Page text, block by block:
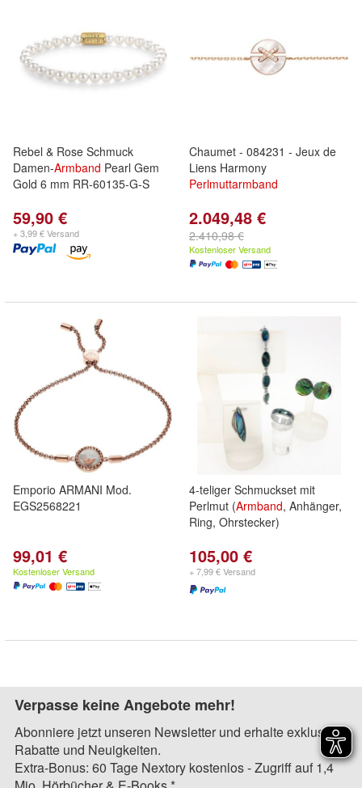
Rebel & Rose Schmuck
Damen-Armband Pearl Gem
Gold 6 mm RR-60135-G-S
59,90 €
+ 3,99 € Versand
Chaumet - 084231 - Jeux de
Liens Harmony
Perlmuttarmband
2.049,48 €
2.410,98 €
Kostenloser Versand
Emporio ARMANI Mod.
EGS2568221
99,01 €
Kostenloser Versand
4-teliger Schmuckset mit
Perlmut (Armband, Anhänger,
Ring, Ohrstecker)
105,00 €
+ 7,99 € Versand
Verpasse keine Angebote mehr!
Abonniere jetzt unseren Newsletter und erhalte exklusive
Rabatte und Neuigkeiten.
Extra-Bonus: 60 Tage Nextory kostenlos - Zugriff auf 1,4